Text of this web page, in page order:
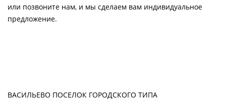
или позвоните нам, и мы сделаем вам индивидуальное
предложение.
ВАСИЛЬЕВО ПОСЕЛОК ГОРОДСКОГО ТИПА